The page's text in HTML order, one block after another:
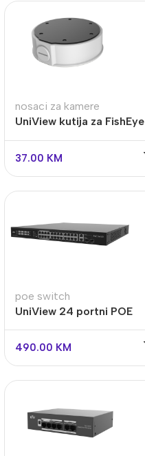
nosaci za kamere
UniView kutija za FishEye
37.00 KM
poe switch
UniView 24 portni POE
24T2GC-POE-IN
490.00 KM